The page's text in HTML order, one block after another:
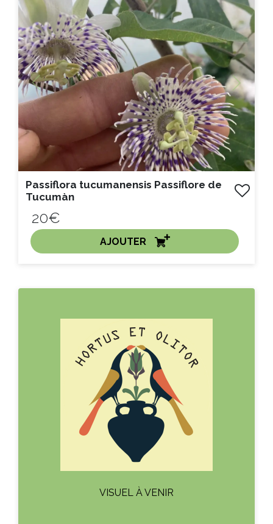
Litre :
Previous Next
Passiflora tucumanensis Passiflore de
Tucumàn
20€
AJOUTER
VISUEL À VENIR